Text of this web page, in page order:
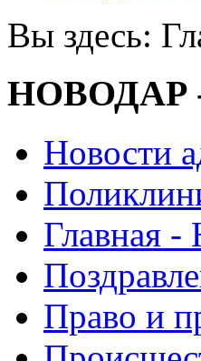
Вы здесь:
НОВОДАР -
Новости
Главная -
Право и